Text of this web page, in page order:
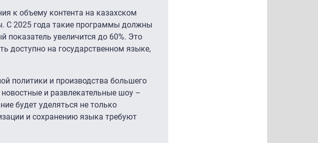
к объему контента на казахском
С 2025 года такие программы должны
показатель увеличится до 60%. Это
доступно на государственном языке,
политики и производства большего
и развлекательные шоу –
будет уделяться не только
и сохранению языка требуют